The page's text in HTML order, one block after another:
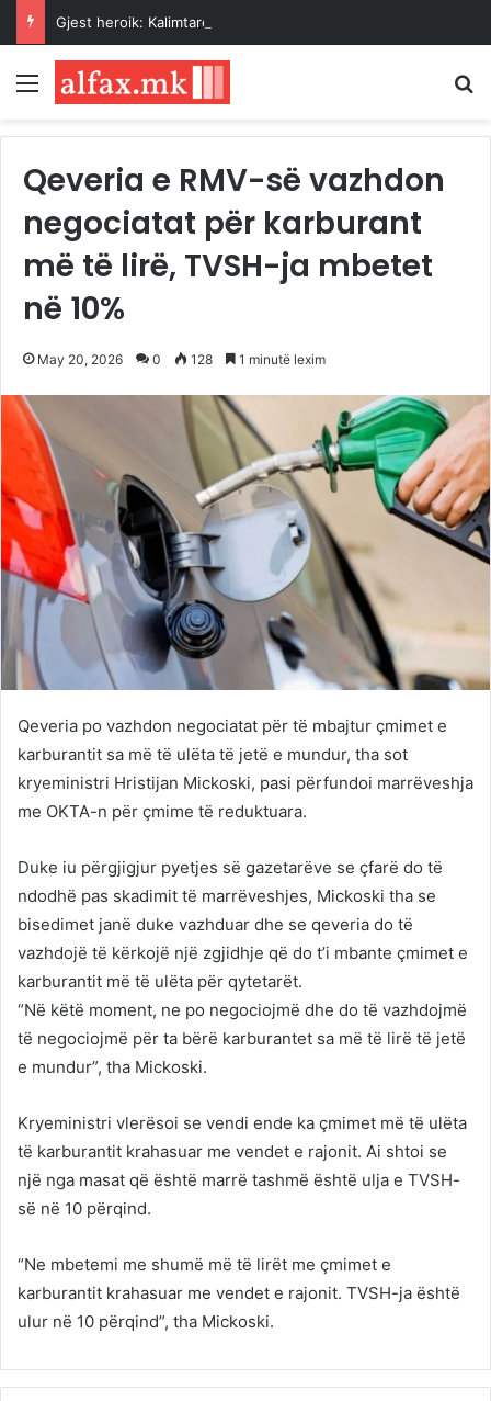
Menu
Qeveria e RMV-së vazhdon
negociatat për karburant
më të lirë, TVSH-ja mbetet
në 10%
May 20, 2026 0 128 1 minutë lexim
Qeveria po vazhdon negociatat për të mbajtur çmimet e
karburantit sa më të ulëta të jetë e mundur, tha sot
kryeministri Hristijan Mickoski, pasi përfundoi marrëveshja
me OKTA-n për çmime të reduktuara.
Duke iu përgjigjur pyetjes së gazetarëve se çfarë do të
ndodhë pas skadimit të marrëveshjes, Mickoski tha se
bisedimet janë duke vazhduar dhe se qeveria do të
vazhdojë të kërkojë një zgjidhje që do t’i mbante çmimet e
karburantit më të ulëta për qytetarët.
“Në këtë moment, ne po negociojmë dhe do të vazhdojmë
të negociojmë për ta bërë karburantet sa më të lirë të jetë
e mundur”, tha Mickoski.
Kryeministri vlerësoi se vendi ende ka çmimet më të ulëta
të karburantit krahasuar me vendet e rajonit. Ai shtoi se
një nga masat që është marrë tashmë është ulja e TVSH-
së në 10 përqind.
“Ne mbetemi me shumë më të lirët me çmimet e
karburantit krahasuar me vendet e rajonit. TVSH-ja është
ulur në 10 përqind”, tha Mickoski.